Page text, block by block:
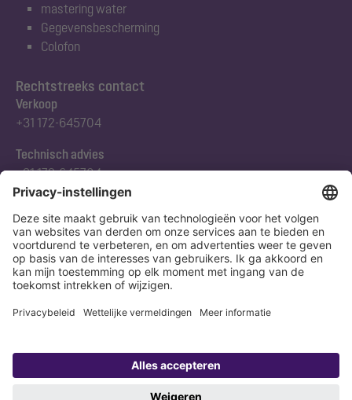
Rechtstreeks contact
Verkoop
+31 172-645704
Technisch advies
+31 172-645704
Abonneert u zich op onze nieuwsbrief
Nu aanmelden
mastering water
Gegevensbescherming
Colofon
Copyright 1998-2026 KESSEL SE + Co. KG, Bahnhofstraße 31, 85101 Lenting,
Verklaring Colofon